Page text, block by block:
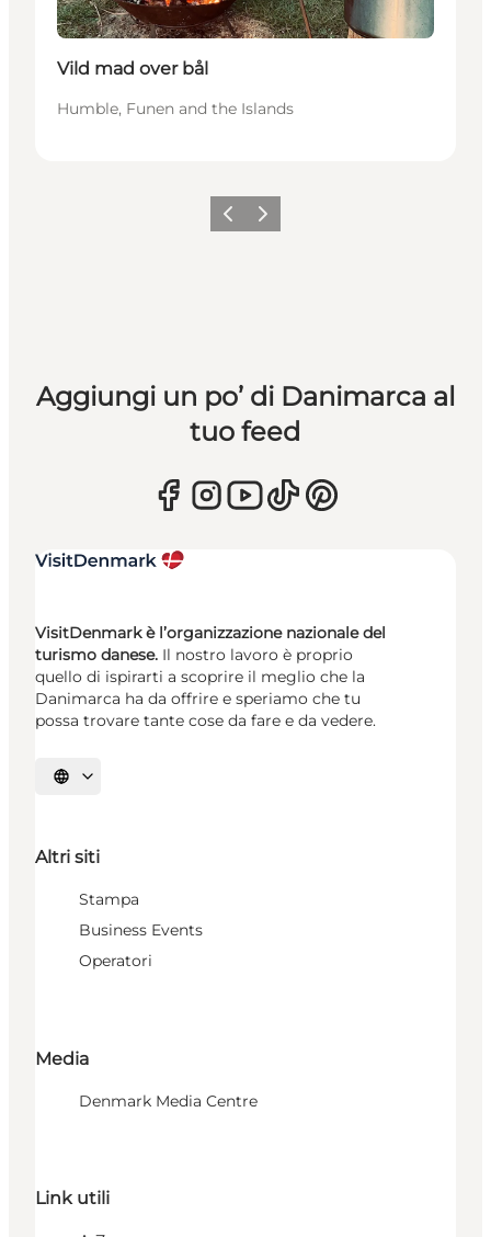
Vild mad over bål
Humble, Funen and the Islands
Precedente
Avanti
Aggiungi un po’ di Danimarca al
tuo feed
VisitDenmark è l’organizzazione nazionale del
turismo danese. Il nostro lavoro è proprio
quello di ispirarti a scoprire il meglio che la
Danimarca ha da offrire e speriamo che tu
possa trovare tante cose da fare e da vedere.
Seleziona la lingua
Altri siti
Stampa
Business Events
Operatori
Media
Denmark Media Centre
Link utili